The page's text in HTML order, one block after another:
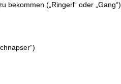
bekommen („Ringerl“ oder „Gang“)